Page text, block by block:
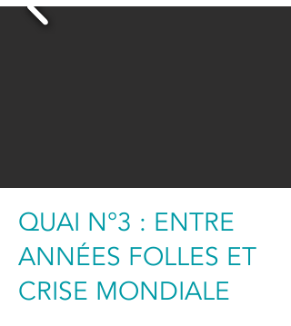
QUAI N°3 : ENTRE
ANNÉES FOLLES ET
CRISE MONDIALE